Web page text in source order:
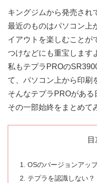
キングジムから発売され
最近のものはパソコン上
イアウトを楽しむことが
つけなどにも重宝します
私もテプラPROの
て、パソコン上から印刷
そんなテプラPROがある
その一部始終をまとめて
目
OSのバージョンアッ
テプラを認識しない？